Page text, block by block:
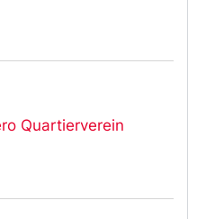
Quartierverein